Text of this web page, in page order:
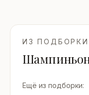
ИЗ ПОДБОРКИ
Ещё из подборки: